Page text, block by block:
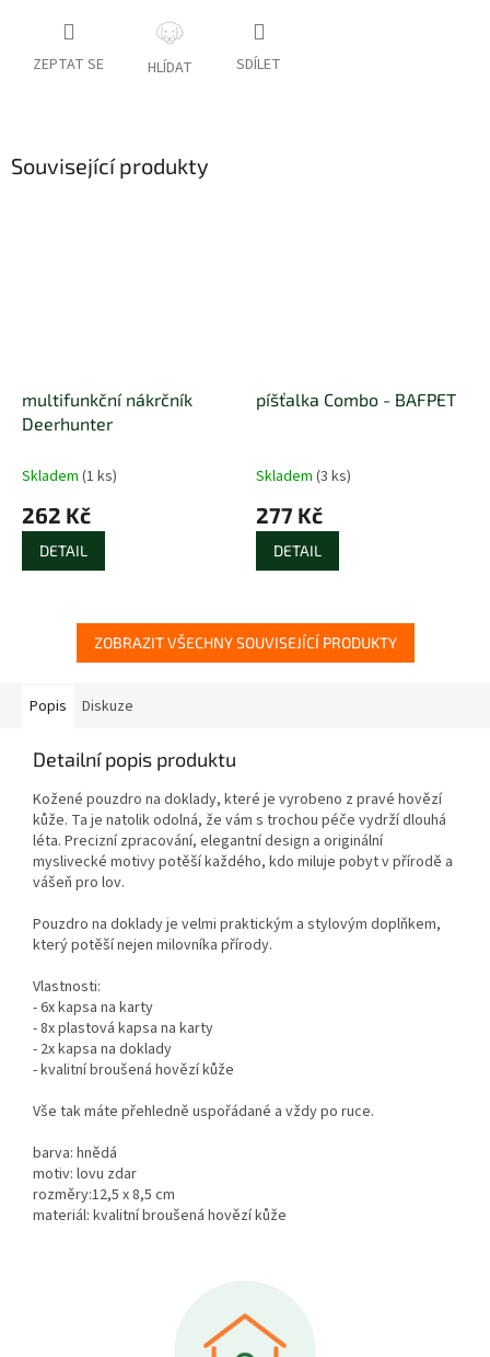
ZEPTAT SE HLÍDAT SDÍLET
Související produkty
multifunkční nákrčník
Deerhunter
Skladem (1 ks)
262 Kč
DETAIL
píšťalka Combo - BAFPET
Skladem (3 ks)
277 Kč
DETAIL
ZOBRAZIT VŠECHNY SOUVISEJÍCÍ PRODUKTY
Popis Diskuze
Detailní popis produktu
Kožené pouzdro na doklady, které je vyrobeno z pravé hovězí
kůže. Ta je natolik odolná, že vám s trochou péče vydrží dlouhá
léta. Precizní zpracování, elegantní design a originální
myslivecké motivy potěší každého, kdo miluje pobyt v přírodě a
vášeň pro lov.
Pouzdro na doklady je velmi praktickým a stylovým doplňkem,
který potěší nejen milovníka přírody.
Vlastnosti:
- 6x kapsa na karty
- 8x plastová kapsa na karty
- 2x kapsa na doklady
- kvalitní broušená hovězí kůže
Vše tak máte přehledně uspořádané a vždy po ruce.
barva: hnědá
motiv: lovu zdar
rozměry:12,5 x 8,5 cm
materiál: kvalitní broušená hovězí kůže